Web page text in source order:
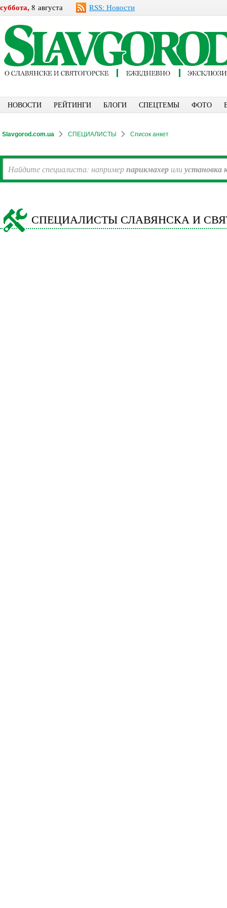
суббота, 8 августа RSS: Новости
НОВОСТИ РЕЙТИНГИ БЛОГИ СПЕЦТЕМЫ ФОТО
Slavgorod.com.ua СПЕЦИАЛИСТЫ Список анкет
Найдите специалиста: напримерпарикмахер илиустановка
СПЕЦИАЛИСТЫ СЛАВЯНСКА И